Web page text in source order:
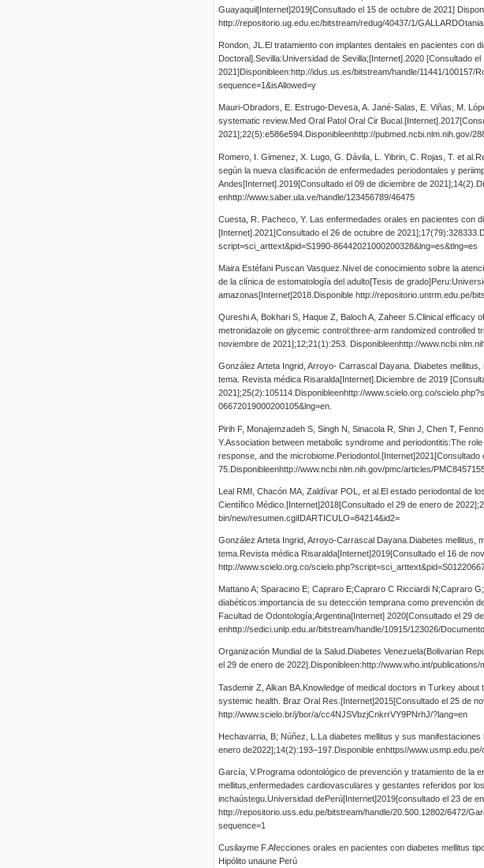
Guayaquil[Internet]2019[Consultado el 15 de octubre de 2021]
http://repositorio.ug.edu.ec/bitstream/redug/40437/1/
Rondon, JL.El tratamiento con implantes dentales en pacientes con
Doctoral].Sevilla:Universidad de Sevilla;[Internet].2020 [Consultado
2021]Disponibleen:http://idus.us.es/bitstream/handle/11441/100157/
sequence=1&isAllowed=y
Mauri-Obradors, E. Estrugo-Devesa, A. Jané-Salas, E. Viñas, M.
systematic review.Med Oral Patol Oral Cir
2021];22(5):e586e594.Disponibleenhttp://pubmed.ncbi.nlm.nih.gov/
Romero, I. Gimenez, X. Lugo, G. Dávila, L. Yibrin, C. Rojas, T. et
según la nueva clasificación de enfermedades periodontales y
Andes[Internet].2019[Consultado el 09 de diciembre de
enhttp://www.saber.ula.ve/handle/123456789/46475
Cuesta, R. Pacheco, Y. Las enfermedades orales en pacientes con
[Internet].2021[Consultado el 26 de octubre de
script=sci_arttext&pid=S1990-86442021000200328&lng=es&tlng=es
Maira Estéfani Puscan Vasquez.Nivel de conocimiento sobre la
de la clínica de estomatología del adulto[Tesis de
amazonas[Internet]2018.Disponible http://repositorio.untrm.edu.pe/
Qureshi A, Bokhari S, Haque Z, Baloch A, Zaheer S.Clinical efficacy
metronidazole on glycemic control:three-arm randomized controlled
noviembre de 2021];12;21(1):253. Disponibleenhttp://
González Arteta Ingrid, Arroyo- Carrascal Dayana. Diabetes
tema. Revista médica Risaralda[Internet].Diciembre de 2019
2021];25(2):105114.Disponibleenhttp://www.scielo.org.co/
06672019000200105&lng=en.
Pirih F, Monajemzadeh S, Singh N, Sinacola R, Shin J, Chen T,
Y.Association between metabolic syndrome and periodontitis:The
response, and the
75.Disponibleenhttp://www.ncbi.nlm.nih.gov/pmc/articles/
Leal RMI, Chacón MA, Zaldívar POL, et al.El estado periodontal de
Científico Médico.[Internet]2018[Consultado el 29 de enero de
bin/new/resumen.cgiIDARTICULO=84214&id2=
González Arteta Ingrid, Arroyo-Carrascal Dayana.Diabetes mellitus,
tema.Revista médica Risaralda[Internet]2019[Consultado el 16 de
http://www.scielo.org.co/
Mattano A; Sparacino E; Capraro E;Capraro C Ricciardi N;Capraro
diabéticos:importancia de su detección temprana como prevención
Facultad de Odontología;Argentina[Internet] 2020[Consultado el 29
enhttp://sedici.unlp.edu.ar/bitstream/handle/10915/123026/
Organización Mundial de la Salud.Diabetes Venezuela(Bolivarian
el 29 de enero de 2022].Disponibleen:http://www.who.int/
Tasdemir Z, Alkan BA.Knowledge of medical doctors in Turkey
systemic health. Braz Oral Res.[Internet]2015[Consultado el 25 de
http://www.scielo.br/j/bor/a/cc4NJSVbzjCnkrrVY9PNrhJ/?lang=en
Hechavarria, B; Núñez, L.La diabetes mellitus y sus
enero de2022];14(2):193–197.Disponible enhttps//
García, V.Programa odontológico de prevención y tratamiento de la
mellitus,enfermedades cardiovasculares y gestantes referidos por
inchaústegu.Universidad dePerú[Internet]2019[consultado el 23 de
http://repositorio.uss.edu.pe/bitstream/handle/20.500.12802/6472/
sequence=1
Cusilayme F.Afecciones orales en pacientes con diabetes mellitus
Hipólito unaune Perú